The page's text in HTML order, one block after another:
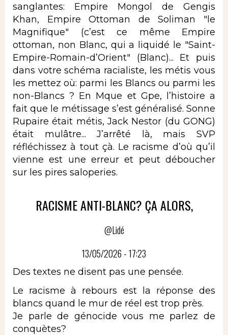
sanglantes: Empire Mongol de Gengis
Khan, Empire Ottoman de Soliman "le
Magnifique" (c’est ce même Empire
ottoman, non Blanc, qui a liquidé le "Saint-
Empire-Romain-d’Orient" (Blanc)... Et puis
dans votre schéma racialiste, les métis vous
les mettez où: parmi les Blancs ou parmi les
non-Blancs ? En Mque et Gpe, l’histoire a
fait que le métissage s’est généralisé. Sonne
Rupaire était métis, Jack Nestor (du GONG)
était mulâtre... J’arrêté là, mais SVP
réfléchissez à tout çà. Le racisme d’où qu’il
vienne est une erreur et peut déboucher
sur les pires saloperies.
RACISME ANTI-BLANC? ÇA ALORS,
@Lidé
13/05/2026 - 17:23
Des textes ne disent pas une pensée.
Le racisme à rebours est la réponse des
blancs quand le mur de réel est trop près.
Je parle de génocide vous me parlez de
conquètes?